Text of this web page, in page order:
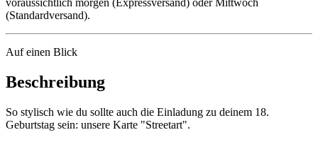
(Standardversand).
Auf einen Blick
Beschreibung
So stylisch wie du sollte auch die Einladung zu deinem 18.
Geburtstag sein: unsere Karte "Streetart".